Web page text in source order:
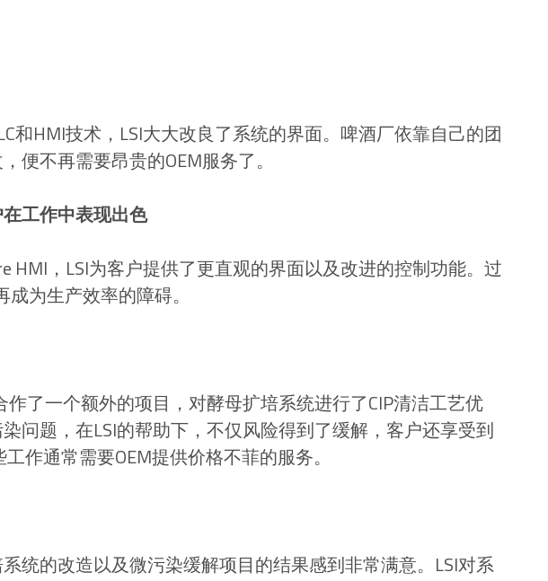
和HMI技术，LSI大大改良了系统的界面。啤酒厂依靠自己的团
便不再需要昂贵的OEM服务了。
工作中表现出色
HMI，LSI为客户提供了更直观的界面以及改进的控制功能。过
成为生产效率的障碍。
了一个额外的项目，对酵母扩培系统进行了CIP清洁工艺优
问题，在LSI的帮助下，不仅风险得到了缓解，客户还享受到
通常需要OEM提供价格不菲的服务。
统的改造以及微污染缓解项目的结果感到非常满意。LSI对系